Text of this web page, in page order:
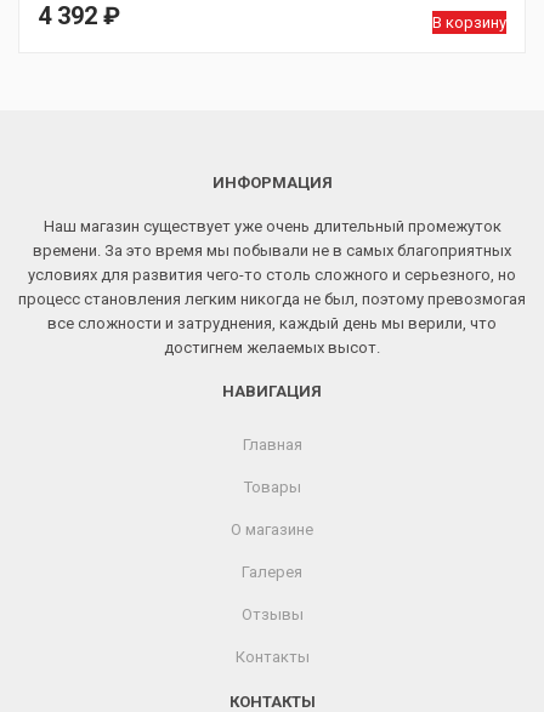
4 392 ₽ В корзину
ИНФОРМАЦИЯ
Наш магазин существует уже очень длительный промежуток
времени. За это время мы побывали не в самых благоприятных
условиях для развития чего-то столь сложного и серьезного, но
процесс становления легким никогда не был, поэтому превозмогая
все сложности и затруднения, каждый день мы верили, что
достигнем желаемых высот.
НАВИГАЦИЯ
Главная
Товары
О магазине
Галерея
Отзывы
Контакты
КОНТАКТЫ